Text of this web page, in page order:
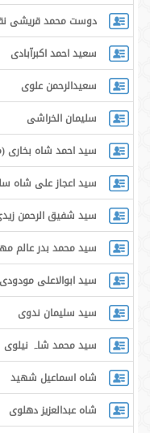
دوست محمد قريشى
سعید احمد اکبرآبادی
سعیدالرحمن علوی
سلیمان الخراشی
سيد احمد شاه بخاری
سيد اعجاز على شاه
سيد شفيق الرحمن
سيد محمد بدر عالم
سید ابوالاعلی مودودی
سید سلیمان ندوی
سید محمد شاہ نیلوی
شاه اسماعيل شهيد
شاه عبدالعزیز دهلوی